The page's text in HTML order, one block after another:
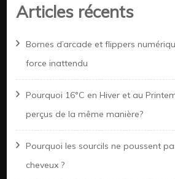
Articles récents
Bornes d’arcade et flippers
force inattendu
Pourquoi 16°C en Hiver et au
perçus de la même manière?
Pourquoi les sourcils ne poussent
cheveux ?